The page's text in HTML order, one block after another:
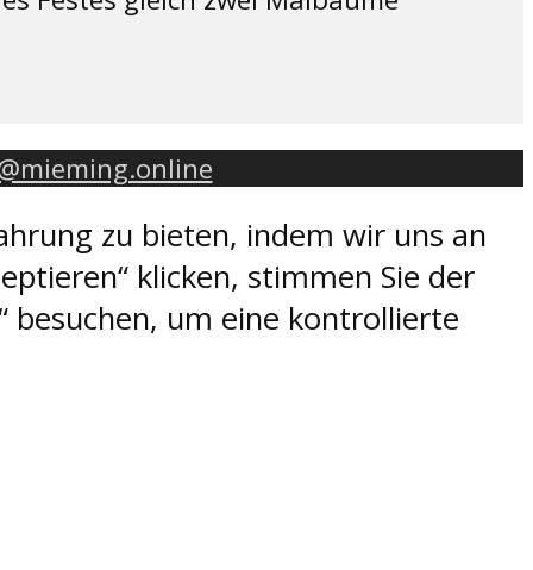
zu bieten, indem wir uns an
klicken, stimmen Sie der
besuchen, um eine kontrollierte